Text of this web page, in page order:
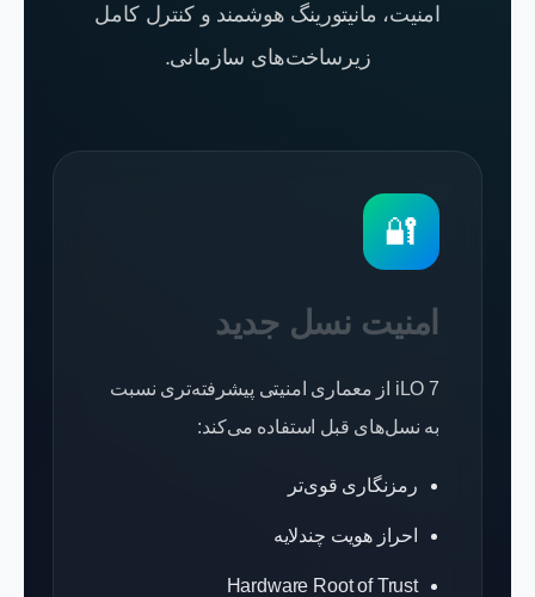
امنیت، مانیتورینگ هوشمند و کنترل کامل
زیرساخت‌های سازمانی.
🔐
امنیت نسل جدید
iLO 7 از معماری امنیتی پیشرفته‌تری نسبت
به نسل‌های قبل استفاده می‌کند:
رمزنگاری قوی‌تر
احراز هویت چندلایه
Hardware Root of Trust